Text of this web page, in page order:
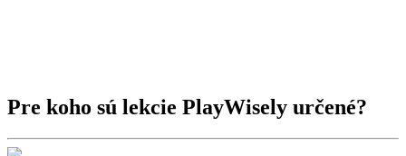
Pre koho sú lekcie PlayWisely určené?